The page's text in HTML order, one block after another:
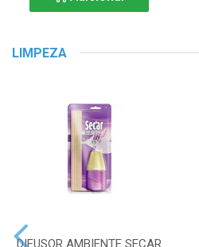
LIMPEZA
DIFUSOR AMBIENTE SECAR